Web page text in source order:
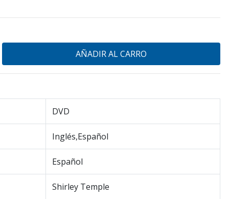
DVD
Inglés,Español
Español
Shirley Temple